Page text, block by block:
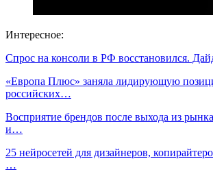
Интересное:
Спрос на консоли в РФ восстановился.
«Европа Плюс» заняла лидирующую
российских…
Восприятие брендов после выхода из
и…
25 нейросетей для дизайнеров,
…